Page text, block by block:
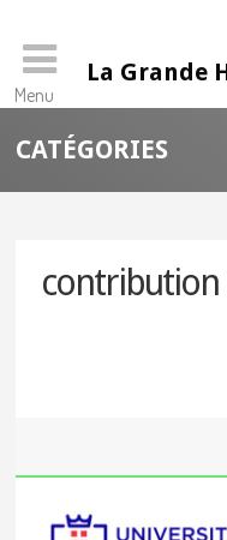
toCATÉGORIES
contribution
Menu
La Grande